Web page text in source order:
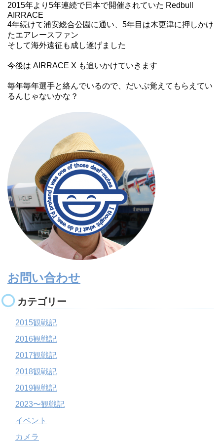
2015年より5年連続で日本で開催されていた Redbull
AIRRACE
4年続けて浦安総合公園に通い、5年目は木更津に押しかけ
たエアレースファン
そして海外遠征も成し遂げました
今後は AIRRACE X も追いかけていきます
毎年毎年選手と絡んでいるので、だいぶ覚えてもらえてい
るんじゃないかな？
お問い合わせ
カテゴリー
2015観戦記
2016観戦記
2017観戦記
2018観戦記
2019観戦記
2023〜観戦記
イベント
カメラ